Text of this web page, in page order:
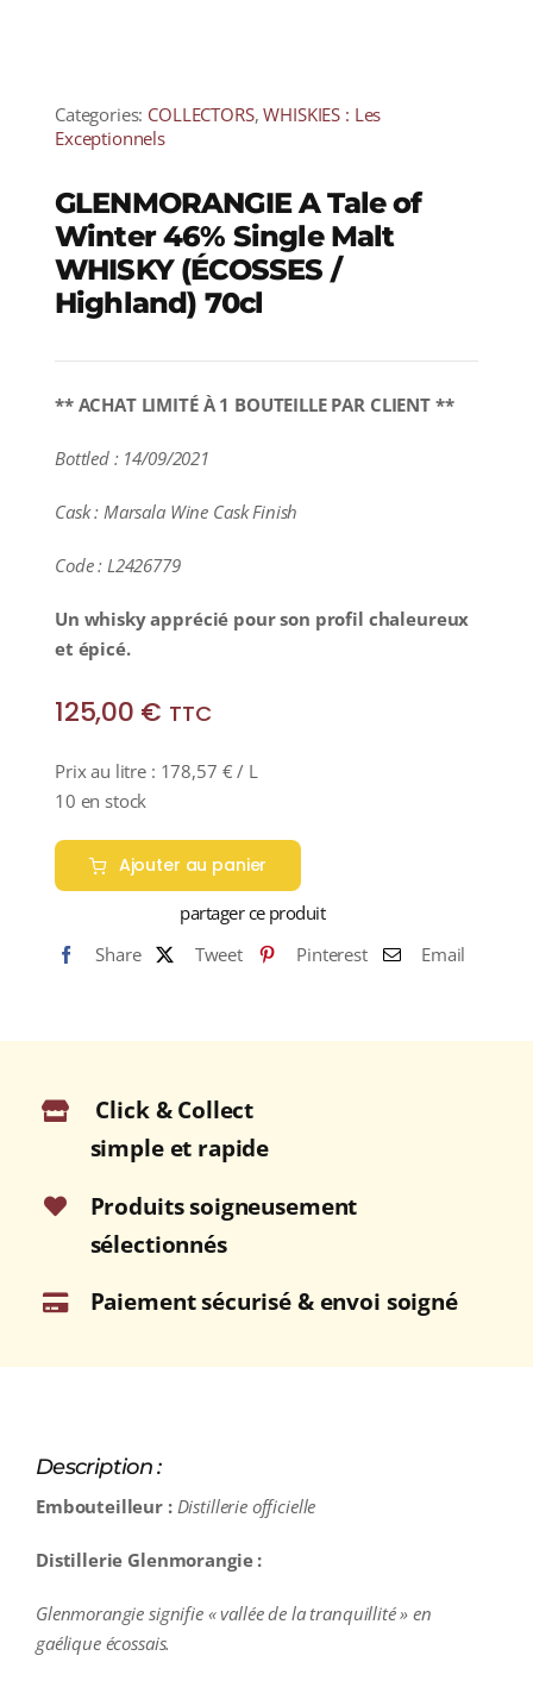
Categories: COLLECTORS,WHISKIES : Les
Exceptionnels
GLENMORANGIE A Tale of
Winter 46% Single Malt
WHISKY (ÉCOSSES /
Highland) 70cl
** ACHAT LIMITÉ À 1 BOUTEILLE PAR CLIENT **
Bottled : 14/09/2021
Cask : Marsala Wine Cask Finish
Code : L2426779
Un whisky apprécié pour son profil chaleureux
et épicé.
125,00 € TTC
Prix au litre : 178,57 € / L
10 en stock
Ajouter au panier
partager ce produit
Share
Tweet Pinterest Email
Click & Collect
simple et rapide
Produits soigneusement
sélectionnés
Paiement sécurisé & envoi soigné
Description :
Embouteilleur :Distillerie officielle
Distillerie Glenmorangie :
Glenmorangie signifie « vallée de la tranquillité » en
gaélique écossais.